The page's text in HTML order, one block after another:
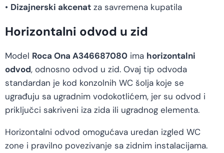
• Dizajnerski akcenat za savremena kupatila
Horizontalni odvod u zid
Model Roca Ona A346687080 ima horizontalni
odvod, odnosno odvod u zid. Ovaj tip odvoda
standardan je kod konzolnih WC šolja koje se
ugrađuju sa ugradnim vodokotlićem, jer su odvod i
priključci sakriveni iza zida ili ugradnog elementa.
Horizontalni odvod omogućava uredan izgled WC
zone i pravilno povezivanje sa zidnim instalacijama.